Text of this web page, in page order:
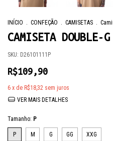
INÍCIO CONFEÇÃO CAMISETAS
CAMISETA DOUBLE-
SKU: D26101111P
R$109,90
6 x de R$18,32 sem juros
VER MAIS DETALHES
Tamanho: P
P M G GG XXG